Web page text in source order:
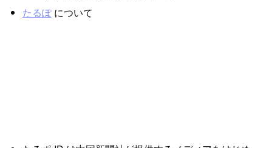
たるぽについて